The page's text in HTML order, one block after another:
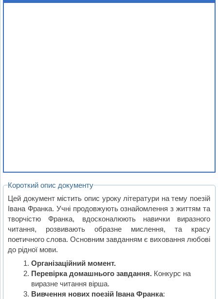
Короткий опис документу
Цей документ містить опис уроку літератури на тему поезій
Івана Франка. Учні продовжують ознайомлення з життям та
творчістю Франка, вдосконалюють навички виразного
читання, розвивають образне мислення, та красу
поетичного слова. Основним завданням є виховання любові
до рідної мови.
Організаційний момент.
Перевірка домашнього завдання.Конкурс на
виразне читання вірша.
Вивчення нових поезій Івана Франка: